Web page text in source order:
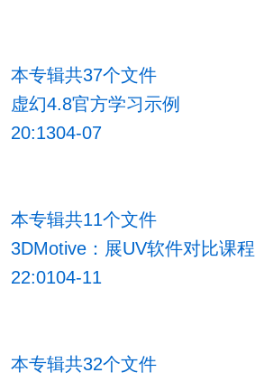
本专辑共37个文件
虚幻4.8官方学习示例
20:1304-07
本专辑共11个文件
3DMotive：展UV软件对比课程
22:0104-11
本专辑共32个文件